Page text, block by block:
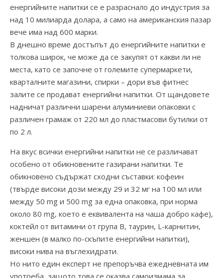
енергийните напитки се е разраснало до индустрия за
над 10 милиарда долара, а само на американския пазар
вече има над 600 марки.
В днешно време достъпът до енергийните напитки е
толкова широк, че може да се закупят от какви ли не
места, като се започне от големите супермаркети,
кварталните магазини, спирки – дори във фитнес
залите се продават енергийни напитки. От щандовете
надничат различни шарени алуминиеви опаковки с
различен грамаж от 220 мл до пластмасови бутилки от
по 2 л.
На вкус всички енергийни напитки не се различават
особено от обикновените газирани напитки. Те
обикновено съдържат сходни съставки: кофеин
(твърде високи дози между 29 и 32 мг на 100 мл или
между 50 mg и 500 mg за една опаковка, при норма
около 80 mg, което е еквивалента на чаша добро кафе),
коктейл от витамини от група В, таурин, L-карнитин,
женшен (в малко по-скъпите енергийни напитки),
високи нива на въглехидрати.
Но нито един експерт не препоръчва ежедневната им
употреба, защото това се оказва самоизмама за